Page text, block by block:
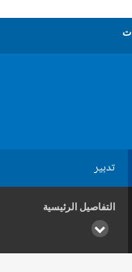
تدبير
التفاصيل الرئيسية